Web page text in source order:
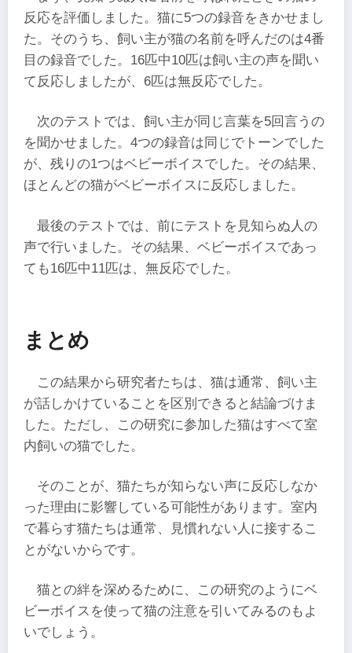
反応を評価しました。猫に5つの録音をきかせまし
た。そのうち、飼い主が猫の名前を呼んだのは4番
目の録音でした。16匹中10匹は飼い主の声を聞い
て反応しましたが、6匹は無反応でした。
次のテストでは、飼い主が同じ言葉を5回言うの
を聞かせました。4つの録音は同じでトーンでした
が、残りの1つはベビーボイスでした。その結果、
ほとんどの猫がベビーボイスに反応しました。
最後のテストでは、前にテストを見知らぬ人の
声で行いました。その結果、ベビーボイスであっ
ても16匹中11匹は、無反応でした。
まとめ
この結果から研究者たちは、猫は通常、飼い主
が話しかけていることを区別できると結論づけま
した。ただし、この研究に参加した猫はすべて室
内飼いの猫でした。
そのことが、猫たちが知らない声に反応しなか
った理由に影響している可能性があります。室内
で暮らす猫たちは通常、見慣れない人に接するこ
とがないからです。
猫との絆を深めるために、この研究のようにベ
ビーボイスを使って猫の注意を引いてみるのもよ
いでしょう。